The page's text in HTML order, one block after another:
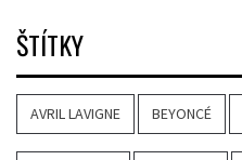
ŠTÍTKY
AVRIL LAVIGNE BEYONCÉ